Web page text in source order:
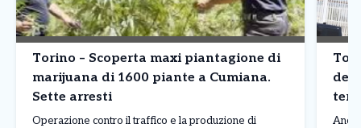
Torino – Scoperta maxi piantagione di
marijuana di 1600 piante a Cumiana.
Sette arresti
Operazione contro il traffico e la produzione di